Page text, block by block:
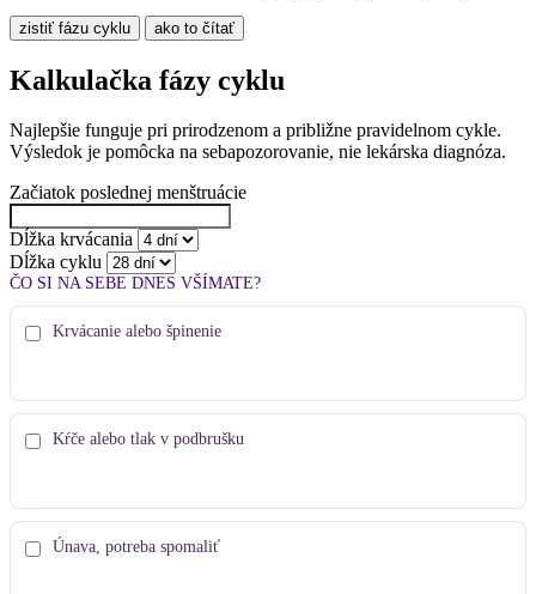
zistiť fázu cyklu ako to čítať
Kalkulačka fázy cyklu
Najlepšie funguje pri prirodzenom a približne pravidelnom cykle.
Výsledok je pomôcka na sebapozorovanie, nie lekárska diagnóza.
Začiatok poslednej menštruácie
Dĺžka krvácania
Dĺžka cyklu
ČO SI NA SEBE DNES VŠÍMATE?
Krvácanie alebo špinenie
Kŕče alebo tlak v podbrušku
Únava, potreba spomaliť